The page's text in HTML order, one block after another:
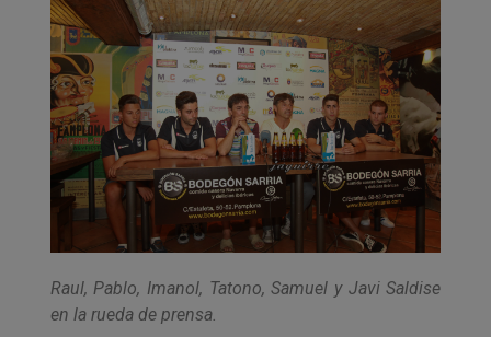
Raul, Pablo, Imanol, Tatono, Samuel y Javi Saldise
en la rueda de prensa.